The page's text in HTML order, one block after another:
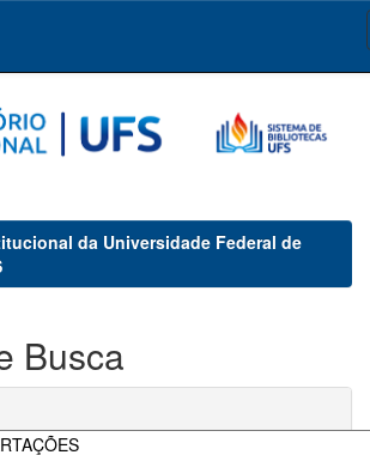
da Universidade Federal de
Busca